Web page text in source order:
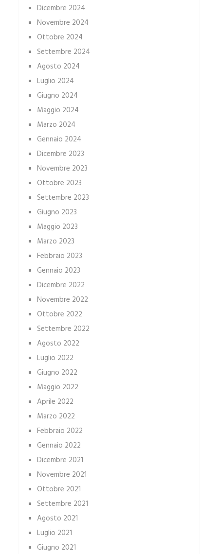
Dicembre 2024
Novembre 2024
Ottobre 2024
Settembre 2024
Agosto 2024
Luglio 2024
Giugno 2024
Maggio 2024
Marzo 2024
Gennaio 2024
Dicembre 2023
Novembre 2023
Ottobre 2023
Settembre 2023
Giugno 2023
Maggio 2023
Marzo 2023
Febbraio 2023
Gennaio 2023
Dicembre 2022
Novembre 2022
Ottobre 2022
Settembre 2022
Agosto 2022
Luglio 2022
Giugno 2022
Maggio 2022
Aprile 2022
Marzo 2022
Febbraio 2022
Gennaio 2022
Dicembre 2021
Novembre 2021
Ottobre 2021
Settembre 2021
Agosto 2021
Luglio 2021
Giugno 2021